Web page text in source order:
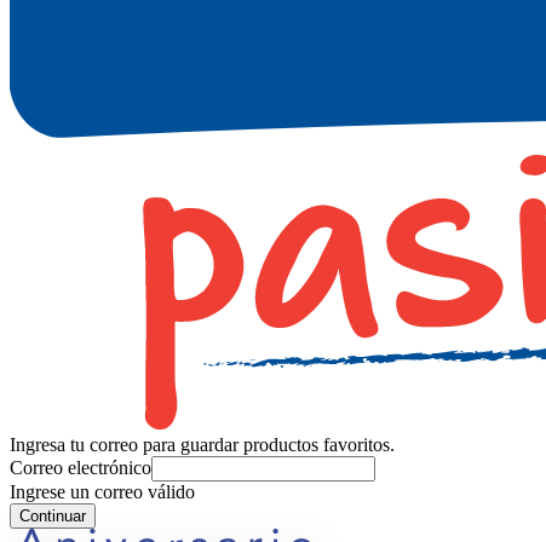
Ingresa tu correo para guardar productos favoritos.
Correo electrónico
Ingrese un correo válido
Continuar